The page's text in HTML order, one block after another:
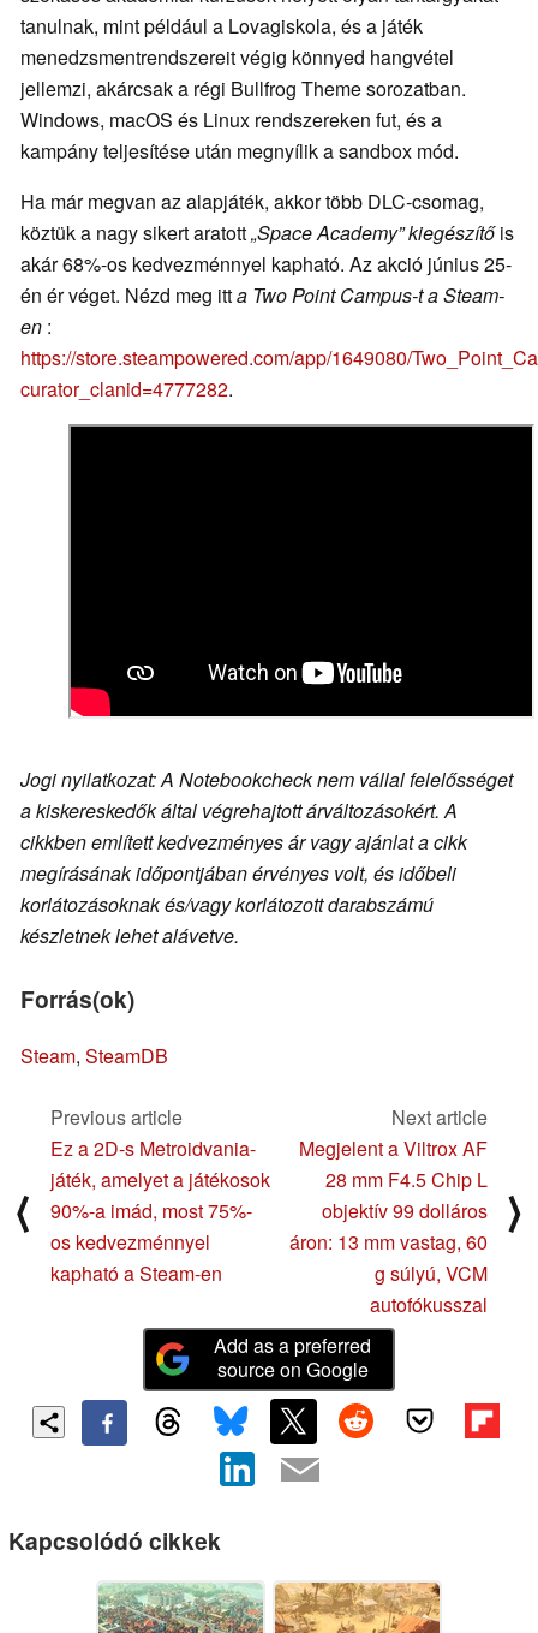
tanulnak, mint például a Lovagiskola, és a játék
menedzsmentrendszereit végig könnyed hangvétel
jellemzi, akárcsak a régi Bullfrog Theme sorozatban.
Windows, macOS és Linux rendszereken fut, és a
kampány teljesítése után megnyílik a sandbox mód.
Ha már megvan az alapjáték, akkor több DLC-csomag,
köztük a nagy sikert aratott„Space Academy” kiegészítőis
akár 68%-os kedvezménnyel kapható. Az akció június 25-
én ér véget. Nézd meg itta Two Point Campus-t a Steam-
en :
https://store.steampowered.com/app/1649080/
curator_clanid=4777282.
Jogi nyilatkozat: A Notebookcheck nem vállal felelősséget
a kiskereskedők által végrehajtott árváltozásokért. A
cikkben említett kedvezményes ár vagy ajánlat a cikk
megírásának időpontjában érvényes volt, és időbeli
korlátozásoknak és/vagy korlátozott darabszámú
készletnek lehet alávetve.
Forrás(ok)
Steam, SteamDB
⟨
Previous article
Ez a 2D-s Metroidvania-
játék, amelyet a játékosok
90%-a imád, most 75%-
os kedvezménnyel
kapható a Steam-en
Next article
Megjelent a Viltrox AF
28 mm F4.5 Chip L
objektív 99 dolláros
áron: 13 mm vastag, 60
g súlyú, VCM
autofókusszal
⟩
Add as a preferred
source on Google
Kapcsolódó cikkek